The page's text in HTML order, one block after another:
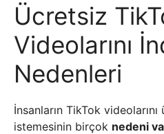
Ücretsiz
Videolarını
Nedenleri
İnsanların TikTok
istemesinin birçok nedeni